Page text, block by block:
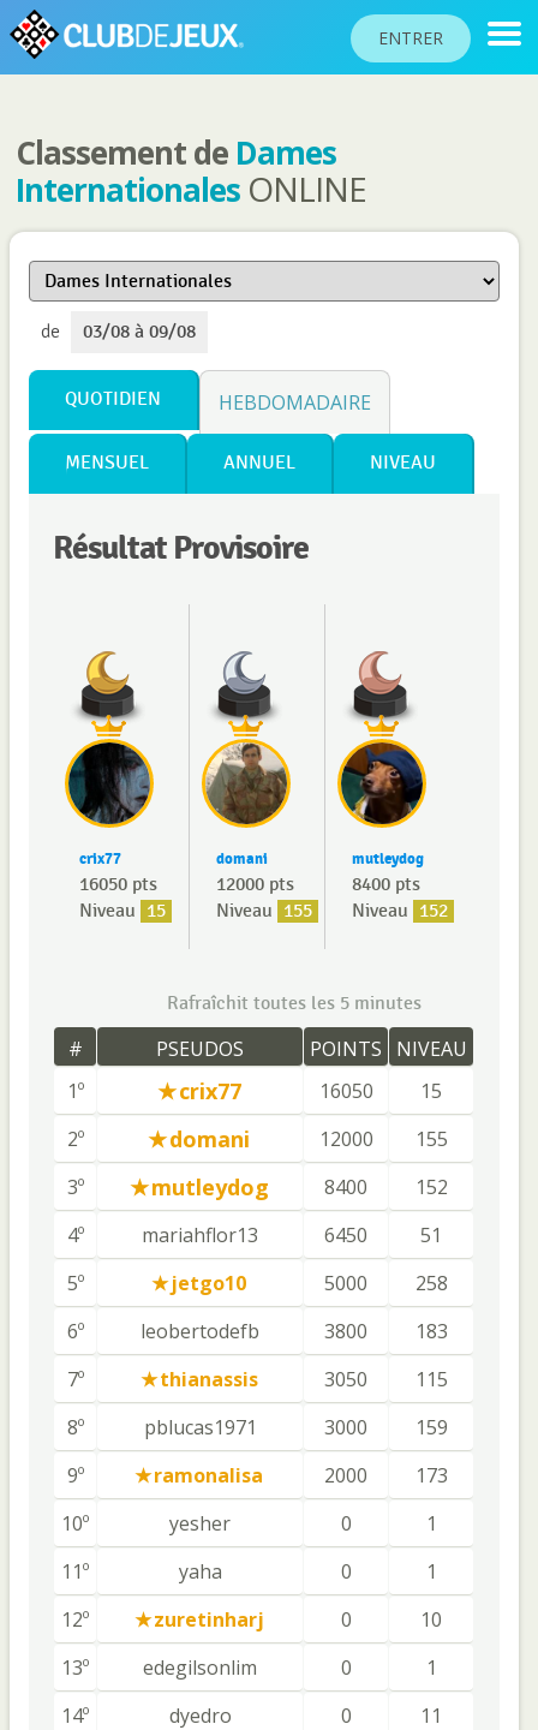
ENTRER
CLASSEMENTS
TOURNOIS
COMMUNAUTÉ
AIDE
PASSEPORT
JOUER
Classement de Dames
Internationales ONLINE
de 03/08 à 09/08
QUOTIDIEN HEBDOMADAIRE
MENSUEL ANNUEL NIVEAU
Résultat Provisoire
crix77
16050 pts
Niveau 15
domani
12000 pts
Niveau 155
mutleydog
8400 pts
Niveau 152
Rafraîchit toutes les 5 minutes
# PSEUDOS POINTS
NIVEAU
1º
crix77 16050
15
2º
domani 12000
155
3º
mutleydog 8400
152
4º
mariahflor13 6450
51
5º
jetgo10 5000
258
6º
leobertodefb 3800
183
7º
thianassis 3050
115
8º
pblucas1971 3000
159
9º
ramonalisa 2000
173
10º
yesher 0
1
11º
yaha 0
1
12º
zuretinharj 0
10
13º
edegilsonlim 0
1
14º
dyedro 0
11